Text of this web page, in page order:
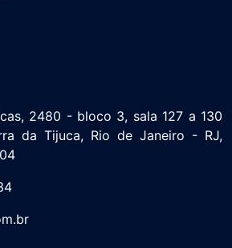
2480 - bloco 3, sala 127 a 130
da Tijuca, Rio de Janeiro - RJ,